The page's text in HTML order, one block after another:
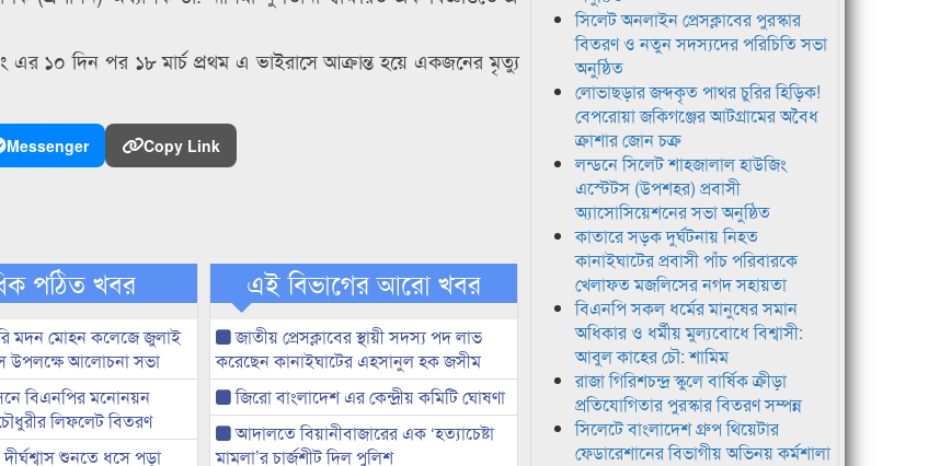
এর ১০ দিন পর ১৮ মার্চ প্রথম এ ভাইরাসে আক্রান্ত হয়ে একজনের মৃত্যু
Messenger Copy Link
পঠিত খবর
মদন মোহন কলেজে জুলাই
উপলক্ষে আলোচনা সভা
বিএনপির মনোনয়ন
লিফলেট বিতরণ
দীর্ঘশ্বাস শুনতে ধসে পড়া
এই বিভাগের আরো খবর
জাতীয় প্রেসক্লাবের স্থায়ী সদস্য পদ লাভ
করেছেন কানাইঘাটের এহসানুল হক জসীম
জিরো বাংলাদেশ এর কেন্দ্রীয় কমিটি ঘোষণা
আদালতে বিয়ানীবাজারের এক ‘হত্যাচেষ্টা
মামলা’র চার্জশীট দিল পুলিশ
সিলেট অনলাইন প্রেসক্লাবের পুরস্কার
বিতরণ ও নতুন সদস্যদের পরিচিতি সভা
অনুষ্ঠিত
লোভাছড়ার জব্দকৃত পাথর চুরির হিড়িক!
বেপরোয়া জকিগঞ্জের আটগ্রামের অবৈধ
ক্রাশার জোন চক্র
লন্ডনে সিলেট শাহজালাল হাউজিং
এস্টেটস (উপশহর) প্রবাসী
অ্যাসোসিয়েশনের সভা অনুষ্ঠিত
কাতারে সড়ক দুর্ঘটনায় নিহত
কানাইঘাটের প্রবাসী পাঁচ পরিবারকে
খেলাফত মজলিসের নগদ সহায়তা
বিএনপি সকল ধর্মের মানুষের সমান
অধিকার ও ধর্মীয় মুল্যবোধে বিশ্বাসী:
আবুল কাহের চৌ: শামিম
রাজা গিরিশচন্দ্র স্কুলে বার্ষিক ক্রীড়া
প্রতিযোগিতার পুরস্কার বিতরণ সম্পন্ন
সিলেটে বাংলাদেশ গ্রুপ থিয়েটার
ফেডারেশানের বিভাগীয় অভিনয় কর্মশালা